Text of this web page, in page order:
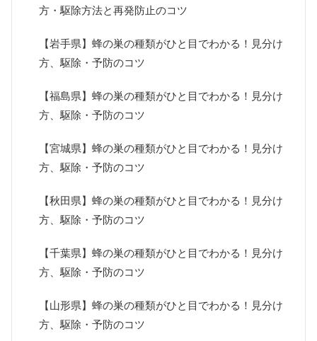
方・駆除方法と再発防止のコツ
【岩手県】蜂の巣の種類がひと目でわかる！見分け
方、駆除・予防のコツ
【福島県】蜂の巣の種類がひと目でわかる！見分け
方、駆除・予防のコツ
【宮城県】蜂の巣の種類がひと目でわかる！見分け
方、駆除・予防のコツ
【秋田県】蜂の巣の種類がひと目でわかる！見分け
方、駆除・予防のコツ
【千葉県】蜂の巣の種類がひと目でわかる！見分け
方、駆除・予防のコツ
【山形県】蜂の巣の種類がひと目でわかる！見分け
方、駆除・予防のコツ